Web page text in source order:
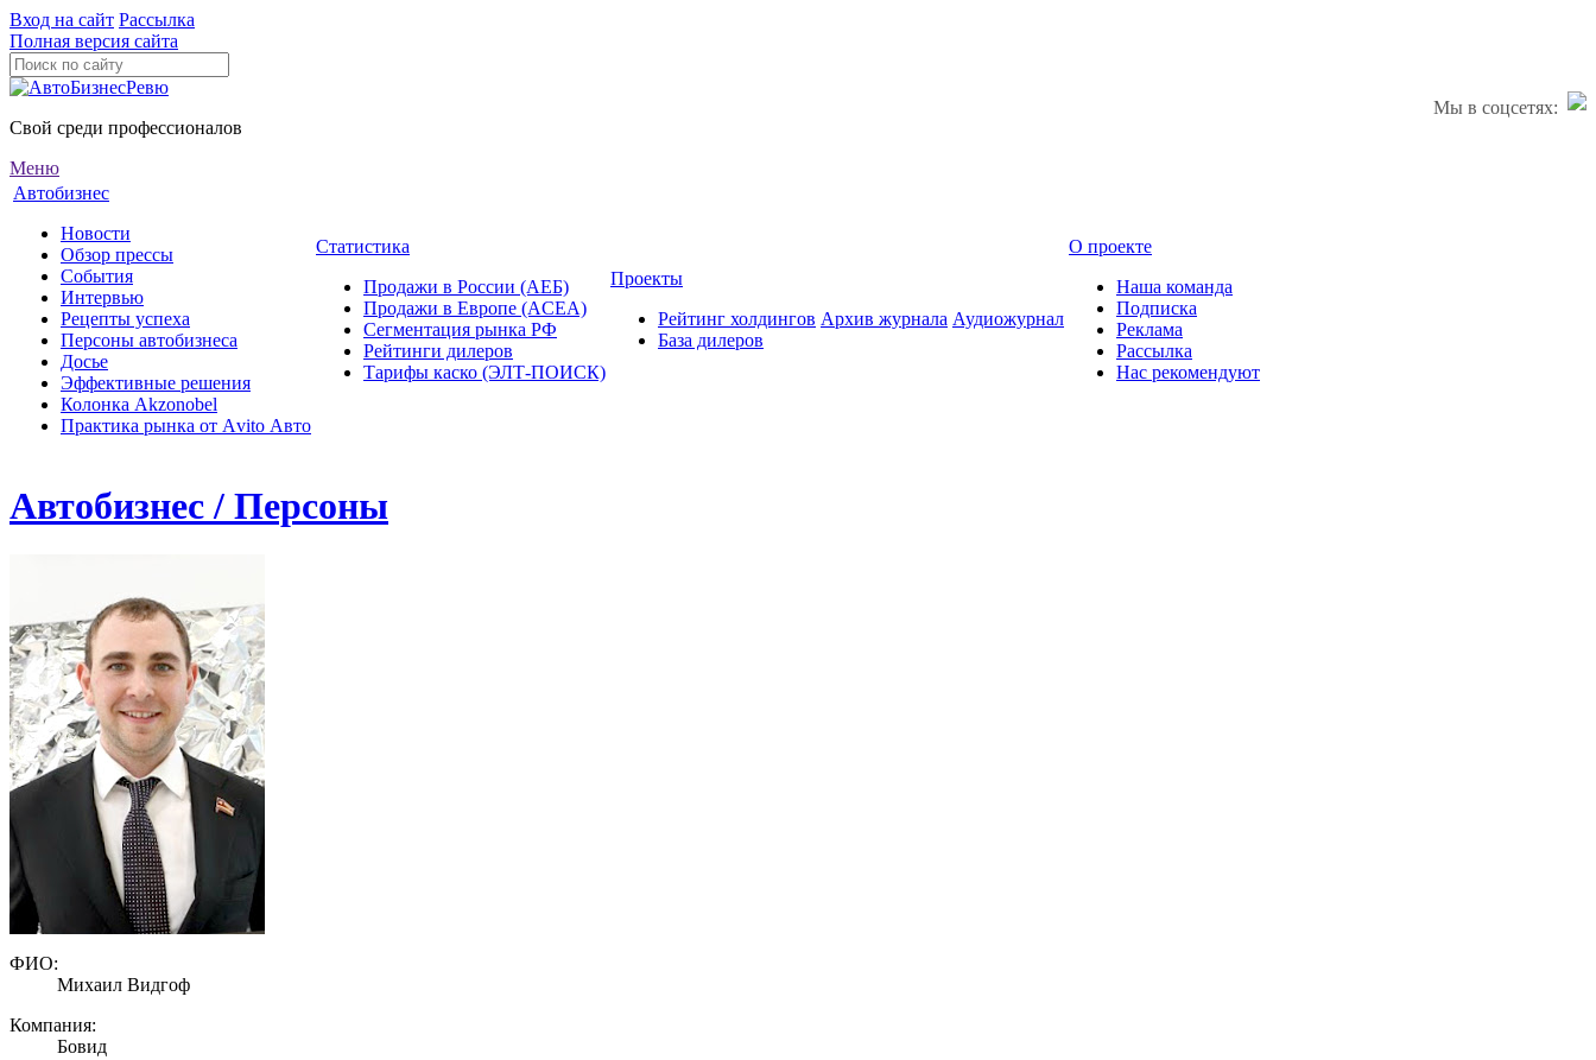
Вход на сайт Рассылка
Полная версия сайта
Мы в соцсетях:
Свой среди профессионалов
Меню
Автобизнес
Новости
Обзор прессы
События
Интервью
Рецепты успеха
Персоны автобизнеса
Досье
Эффективные решения
Колонка Akzonobel
Практика рынка от Аvito Авто
Статистика
Продажи в России (АЕБ)
Продажи в Европе (ACEA)
Сегментация рынка РФ
Рейтинги дилеров
Тарифы каско (ЭЛТ-ПОИСК)
Проекты
Рейтинг холдингов
База дилеров
Архив журнала Аудиожурнал
О проекте
Наша команда
Подписка
Реклама
Рассылка
Нас рекомендуют
Автобизнес / Персоны
ФИО:
Михаил Видгоф
Компания:
Бовид